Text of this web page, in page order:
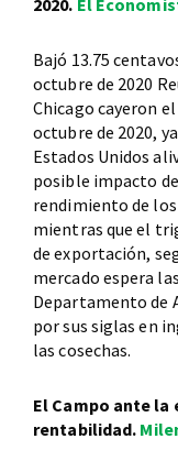
2020. El
Bajó 13.75
octubre de 2020
Chicago cayeron
octubre de 2020,
Estados Unidos
posible impacto
rendimiento de
mientras que el
de exportación,
mercado espera
Departamento de
por sus siglas en
las cosechas.
El Campo ante la
rentabilidad.